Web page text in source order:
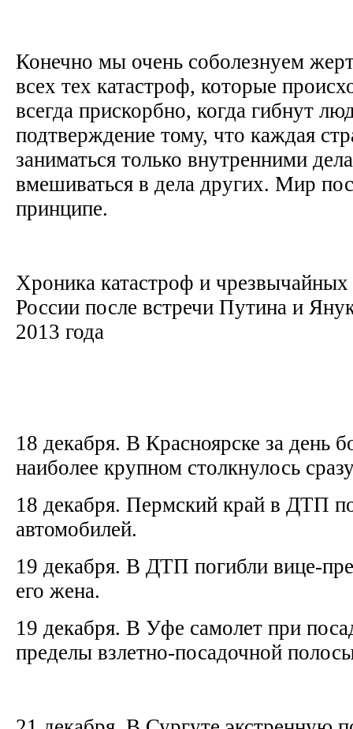
Конечно мы очень соболезнуем
всех тех катастроф, которые
всегда прискорбно, когда гибнут
подтверждение тому, что каждая
заниматься только внутренними
вмешиваться в дела других. Мир
принципе.
Хроника катастроф и
России после встречи Путина и
2013 года
18 декабря. В Красноярске за день
наиболее крупном столкнулось
18 декабря. Пермский край в ДТП
автомобилей.
19 декабря. В ДТП погибли вице-
его жена.
19 декабря. В Уфе самолет при
пределы взлетно-посадочной